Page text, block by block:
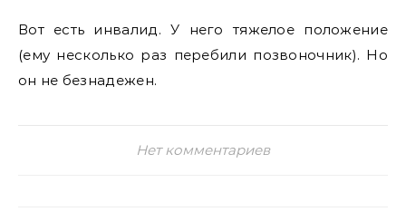
Вот есть инвалид. У него тяжелое положение
(ему несколько раз перебили позвоночник). Но
он не безнадежен.
Нет комментариев